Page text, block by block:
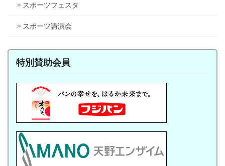
スポーツフェスタ
スポーツ講演会
特別賛助会員